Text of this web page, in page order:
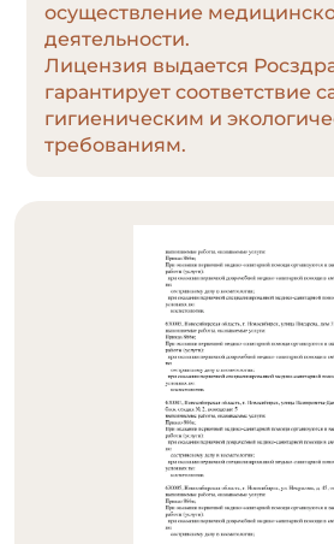
осуществление
деятельности.
Лицензия выдается
гарантирует соответствие
гигиеническим и
требованиям.